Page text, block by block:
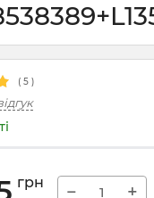
( 5 )
грн − +